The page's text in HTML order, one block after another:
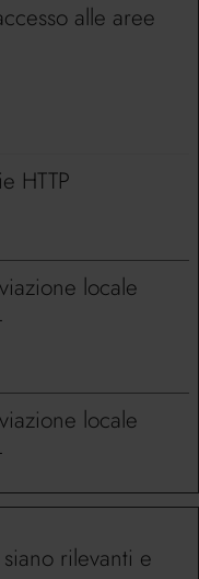
alle aree
HTTP
locale
locale
rilevanti e